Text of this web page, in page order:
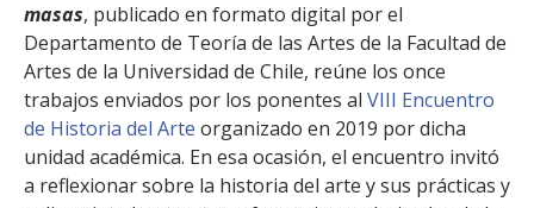
masas, publicado en formato digital por el
Departamento de Teoría de las Artes de la Facultad de
Artes de la Universidad de Chile, reúne los once
trabajos enviados por los ponentes al VIII Encuentro
de Historia del Arte organizado en 2019 por dicha
unidad académica. En esa ocasión, el encuentro invitó
a reflexionar sobre la historia del arte y sus prácticas y